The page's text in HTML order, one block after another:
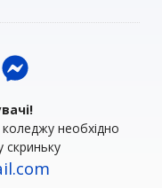
коледжу необхідно